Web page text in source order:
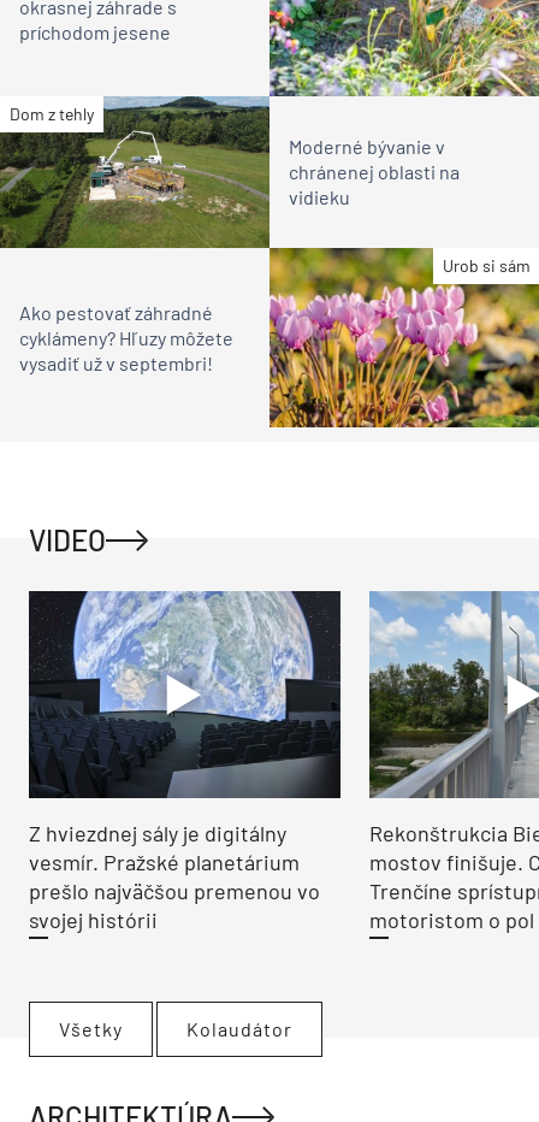
okrasnej záhrade s
príchodom jesene
Dom z tehly
Moderné bývanie v
chránenej oblasti na
vidieku
Urob si sám
Ako pestovať záhradné
cyklámeny? Hľuzy môžete
vysadiť už v septembri!
VIDEO
Z hviezdnej sály je digitálny
vesmír. Pražské planetárium
prešlo najväčšou premenou vo
svojej histórii
Rekonštrukcia
mostov finišuje.
Trenčíne
motoristom o pol
Všetky Kolaudátor